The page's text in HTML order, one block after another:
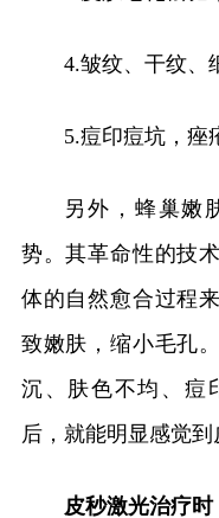
4.皱纹、干纹、
5.痘印痘坑，痤
另外，蜂巢嫩
势。其革命性的技
体的自然愈合过程
致嫩肤，缩小毛孔
沉、肤色不均、痘
后，就能明显感觉到
皮秒激光治疗时